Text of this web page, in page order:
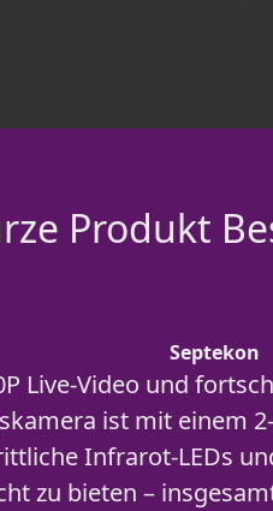
Produkt
Septekon
Live-Video und
ist mit einem
Infrarot-LEDs
zu bieten –